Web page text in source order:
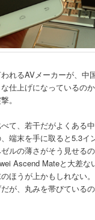
れるAVメーカーが、中
仕上げになっているの
。
て、若干だがよくある
端末を手に取ると5.3イ
ルの薄さがそう見せる
Ascend Mateと大差な
ほうが上かもしれない
が、丸みを帯びている